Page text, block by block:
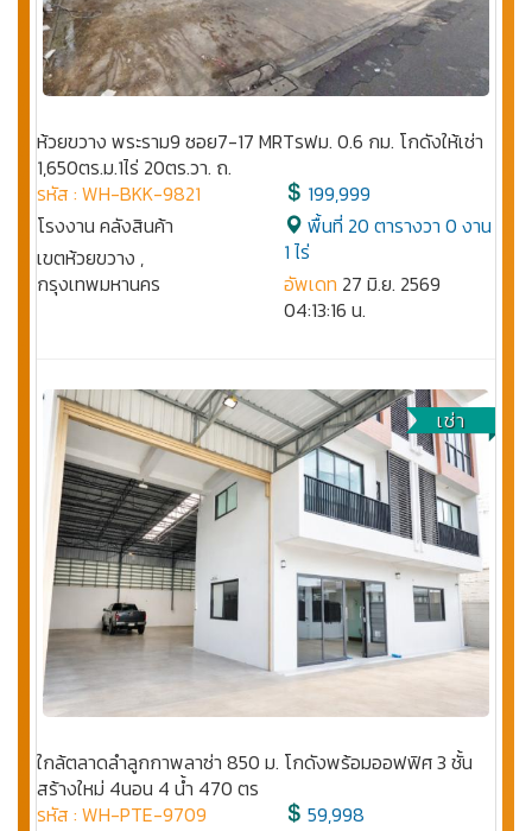
ห้วยขวาง พระราม9 ซอย7-17 MRTรฟม. 0.6 กม. โกดังให้เช่า
1,650ตร.ม.1ไร่ 20ตร.วา. ถ.
รหัส : WH-BKK-9821
โรงงาน คลังสินค้า
เขตห้วยขวาง ,
กรุงเทพมหานคร
199,999
พื้นที่ 20 ตารางวา 0 งาน
1 ไร่
อัพเดท 27 มิ.ย. 2569
04:13:16 น.
เช่า
ใกล้ตลาดลำลูกกาพลาซ่า 850 ม. โกดังพร้อมออฟฟิศ 3 ชั้น
สร้างใหม่ 4นอน 4 น้ำ 470 ตร
รหัส : WH-PTE-9709
59,998